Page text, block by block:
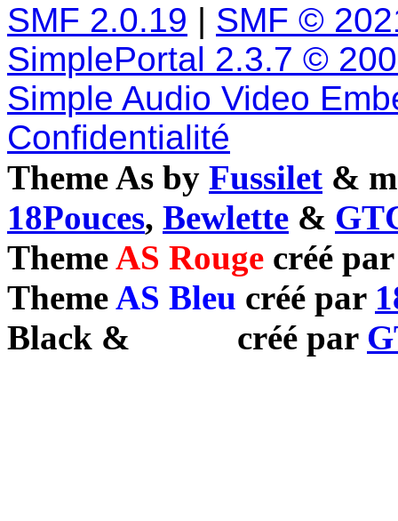
SMF 2.0.19 | SMF ©
SimplePortal 2.3.7 ©
Simple Audio Video
Confidentialité
Theme As by Fussilet &
18Pouces, Bewlette &
ThemeAS Rouge créé
ThemeAS Bleu créé par
Black & créé par